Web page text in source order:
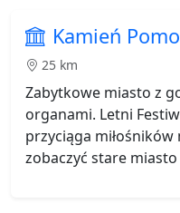
Kamień
25 km
Zabytkowe miasto z
organami. Letni
przyciąga miłośników
zobaczyć stare